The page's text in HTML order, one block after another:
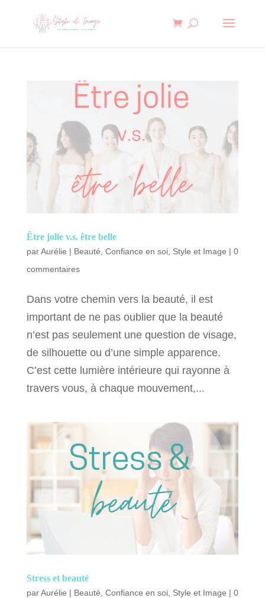
Être jolie v.s. être belle
parAurélie | Beauté Confiance en soi, Style et Image | 0
commentaires
Dans votre chemin vers la beauté, il est
important de ne pas oublier que la beauté
n’est pas seulement une question de visage,
de silhouette ou d’une simple apparence.
C’est cette lumière intérieure qui rayonne à
travers vous, à chaque mouvement,...
Stress et beauté
parAurélie | Beauté Confiance en soi, Style et Image | 0